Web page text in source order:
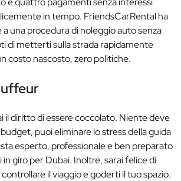
in tempo. FriendsCarRental ha
una procedura di noleggio auto senza
di metterti sulla strada rapidamente
costo nascosto, zero politiche.
il diritto di essere coccolato. Niente deve
puoi eliminare lo stress della guida
esperto, professionale e ben preparato
giro per Dubai. Inoltre, sarai felice di
il viaggio e goderti il tuo spazio.